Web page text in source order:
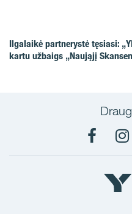
Ilgalaikė partnerystė tęsiasi:
kartu užbaigs „Naująjį